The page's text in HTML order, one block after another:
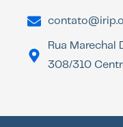
Rua Marechal
308/310